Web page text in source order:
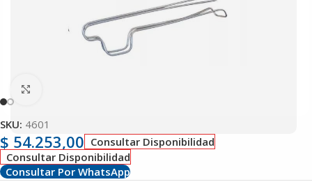
SKU: 4601
$ 54.253,00 Consultar Disponibilidad
Consultar Disponibilidad
Consultar Por WhatsApp